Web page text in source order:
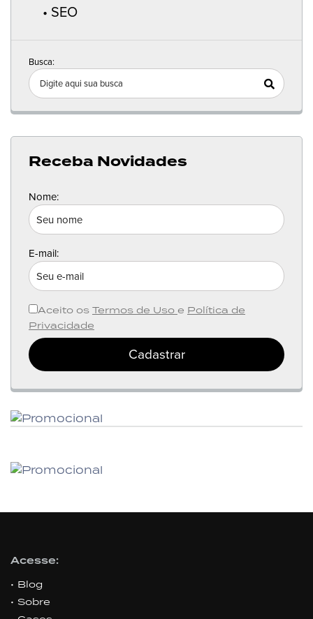
SEO
Busca:
Receba Novidades
Nome:
E-mail:
Aceito os Termos de Uso e Política de
Privacidade
Cadastrar
Acesse:
Blog
Sobre